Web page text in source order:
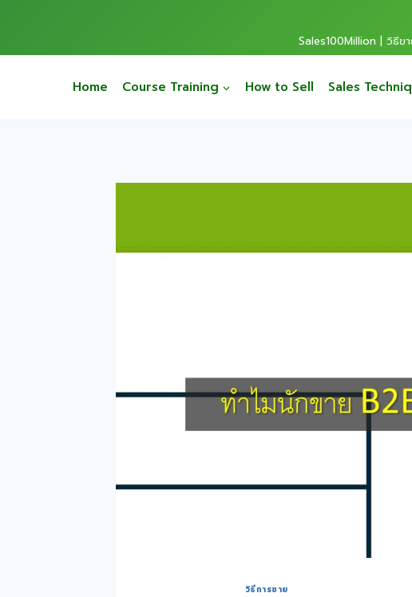
Sales100Million | วิธีข
Home Course Training How to Sell Sales
วิธีการขาย